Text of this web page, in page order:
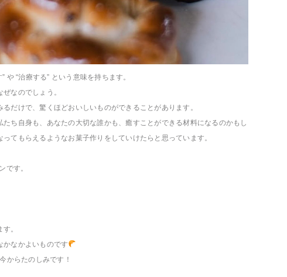
“治療する” という意味を持ちます。
なのでしょう。
だけで、驚くほどおいしいものができることがあります。
ち自身も、あなたの大切な誰かも、癒すことができる材料になるのかもし
てもらえるようなお菓子作りをしていけたらと思っています。
です。
。
かなかよいものです
からたのしみです！